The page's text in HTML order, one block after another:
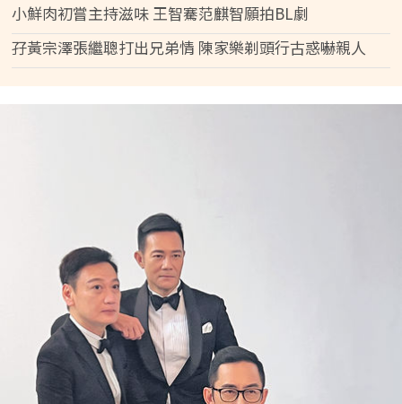
小鮮肉初嘗主持滋味 王智騫范麒智願拍BL劇
孖黃宗澤張繼聰打出兄弟情 陳家樂剃頭行古惑嚇親人